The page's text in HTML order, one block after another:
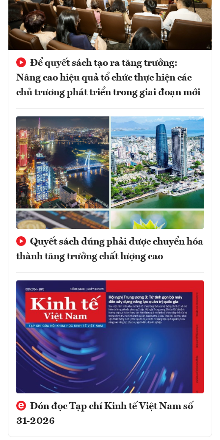
Để quyết sách tạo ra tăng trưởng:
Nâng cao hiệu quả tổ chức thực hiện các
chủ trương phát triển trong giai đoạn mới
Quyết sách đúng phải được chuyển hóa
thành tăng trưởng chất lượng cao
Đón đọc Tạp chí Kinh tế Việt Nam số
31-2026